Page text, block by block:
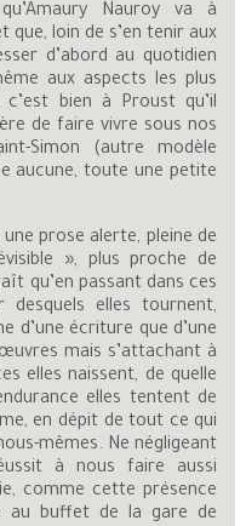
Nauroy va à
que, loin de s’en tenir aux
d’abord au quotidien
aux aspects les plus
bien à Proust qu’il
de faire vivre sous nos
Simon (autre modèle
aucune, toute une petite
prose alerte, pleine de
», plus proche de
qu’en passant dans ces
desquels elles tournent,
d’une écriture que d’une
mais s’attachant à
elles naissent, de quelle
elles tentent de
en dépit de tout ce qui
mêmes. Ne négligeant
à nous faire aussi
comme cette présence
au buffet de la gare de